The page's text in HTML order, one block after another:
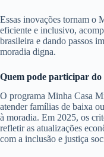
Essas inovações tornam o
eficiente e inclusivo,
brasileira e dando passos
moradia digna.
Quem pode participar
O programa Minha Casa
atender famílias de baixa
à moradia. Em 2025, os
refletir as atualizações
com a inclusão e justiça